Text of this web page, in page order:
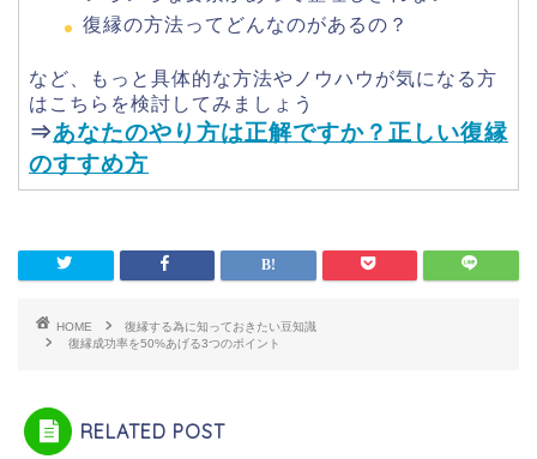
復縁の方法ってどんなのがあるの？
など、もっと具体的な方法やノウハウが気になる方
はこちらを検討してみましょう
⇒あなたのやり方は正解ですか？正しい復縁
のすすめ方
HOME
復縁する為に知っておきたい豆知識
復縁成功率を50%あげる3つのポイント
RELATED POST